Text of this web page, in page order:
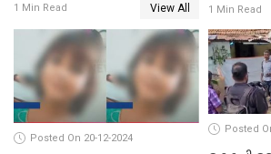
ശല്യം ചെയ്തയാളെ 26 തവണ
മുഖത്തടിച്ച് അധ്യാപിക
1 Min Read View All 1 Min Read
Posted On 20-12-2024
Posted